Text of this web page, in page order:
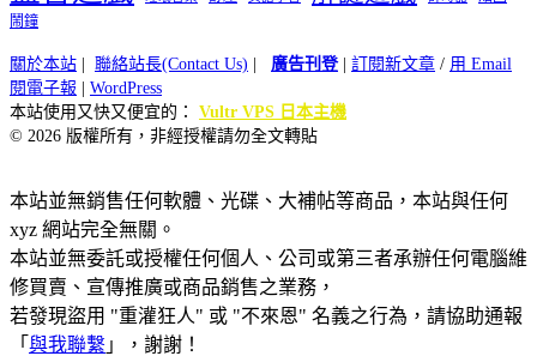
鬧鐘
關於本站 聯絡站長(Contact Us) 廣告刊登| 訂閱新文章 / 用 Email
閱電子報
WordPress
本站使用又快又便宜的： Vultr VPS 日本主機
© 2026 版權所有，非經授權請勿全文轉貼
本站並無銷售任何軟體、光碟、大補帖等商品，本站與任何
xyz 網站完全無關。
本站並無委託或授權任何個人、公司或第三者承辦任何電腦維
修買賣、宣傳推廣或商品銷售之業務，
若發現盜用 "重灌狂人" 或 "不來恩" 名義之行為，請協助通報
「 與我聯繫 」，謝謝！